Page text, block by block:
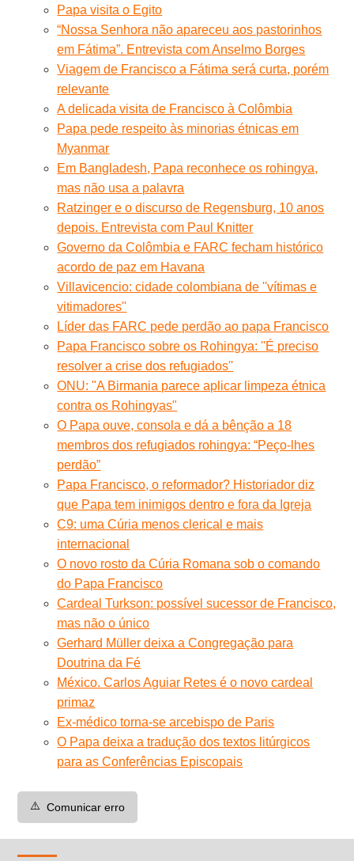
Papa visita o Egito
“Nossa Senhora não apareceu aos pastorinhos
em Fátima”. Entrevista com Anselmo Borges
Viagem de Francisco a Fátima será curta, porém
relevante
A delicada visita de Francisco à Colômbia
Papa pede respeito às minorias étnicas em
Myanmar
Em Bangladesh, Papa reconhece os rohingya,
mas não usa a palavra
Ratzinger e o discurso de Regensburg, 10 anos
depois. Entrevista com Paul Knitter
Governo da Colômbia e FARC fecham histórico
acordo de paz em Havana
Villavicencio: cidade colombiana de ''vítimas e
vitimadores''
Líder das FARC pede perdão ao papa Francisco
Papa Francisco sobre os Rohingya: ''É preciso
resolver a crise dos refugiados''
ONU: "A Birmania parece aplicar limpeza étnica
contra os Rohingyas"
O Papa ouve, consola e dá a bênção a 18
membros dos refugiados rohingya: “Peço-lhes
perdão”
Papa Francisco, o reformador? Historiador diz
que Papa tem inimigos dentro e fora da Igreja
C9: uma Cúria menos clerical e mais
internacional
O novo rosto da Cúria Romana sob o comando
do Papa Francisco
Cardeal Turkson: possível sucessor de Francisco,
mas não o único
Gerhard Müller deixa a Congregação para
Doutrina da Fé
México. Carlos Aguiar Retes é o novo cardeal
primaz
Ex-médico torna-se arcebispo de Paris
O Papa deixa a tradução dos textos litúrgicos
para as Conferências Episcopais
⚠️ Comunicar erro